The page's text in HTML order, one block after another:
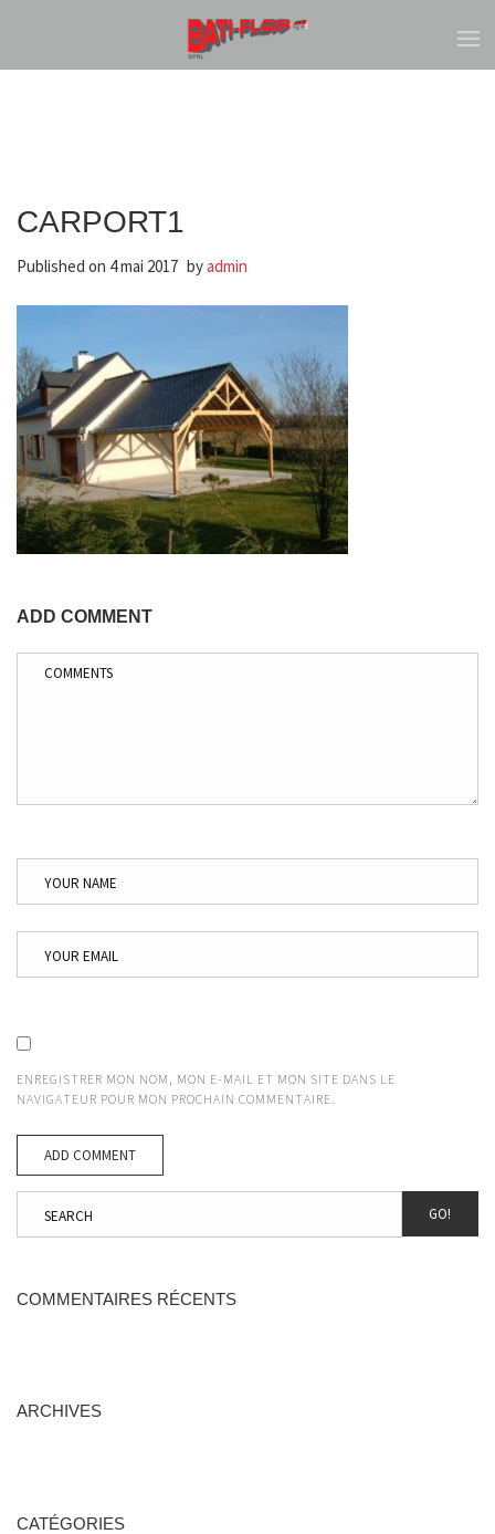
CARPORT1
Published on 4 mai 2017 byadmin
ADD COMMENT
ENREGISTRER MON NOM, MON E-MAIL ET MON SITE DANS LE
NAVIGATEUR POUR MON PROCHAIN COMMENTAIRE.
GO!
COMMENTAIRES RÉCENTS
ARCHIVES
CATÉGORIES